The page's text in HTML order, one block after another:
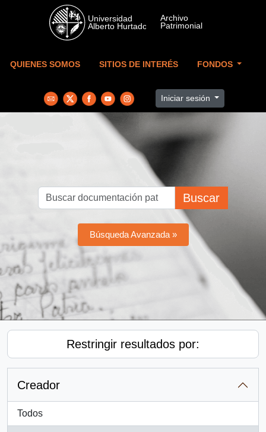
Skip to main content
QUIENES SOMOS SITIOS DE INTERÉS FONDOS
Iniciar sesión
Buscar
Búsqueda Avanzada »
Restringir resultados por:
Creador
Todos